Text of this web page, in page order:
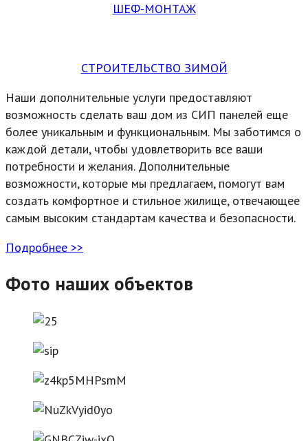
ШЕФ-МОНТАЖ
СТРОИТЕЛЬСТВО ЗИМОЙ
Наши дополнительные услуги предоставляют
возможность сделать ваш дом из СИП панелей еще
более уникальным и функциональным. Мы заботимся о
каждой детали, чтобы удовлетворить все ваши
потребности и желания. Дополнительные
возможности, которые мы предлагаем, помогут вам
создать комфортное и стильное жилище, отвечающее
самым высоким стандартам качества и безопасности.
Подробнее >>
Фото наших объектов